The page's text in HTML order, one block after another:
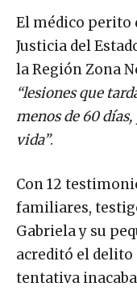
El médico perito
Justicia del
la Región Zona
“lesiones que
menos de 60
vida”.
Con 12
familiares,
Gabriela y su
acreditó el delito
tentativa